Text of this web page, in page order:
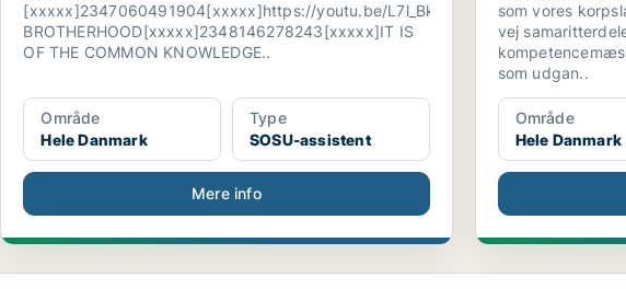
[xxxxx]2347060491904[xxxxx]https://youtu.be/L7l_Bkl5qM4[xxxxx]MAHRIMA
BROTHERHOOD[xxxxx]2348146278243[xxxxx]IT IS
OF THE COMMON KNOWLEDGE..
Område
Hele Danmark
Type
SOSU-assistent
Mere info
som vores
vej
som udgan..
Område
Hele Danmark